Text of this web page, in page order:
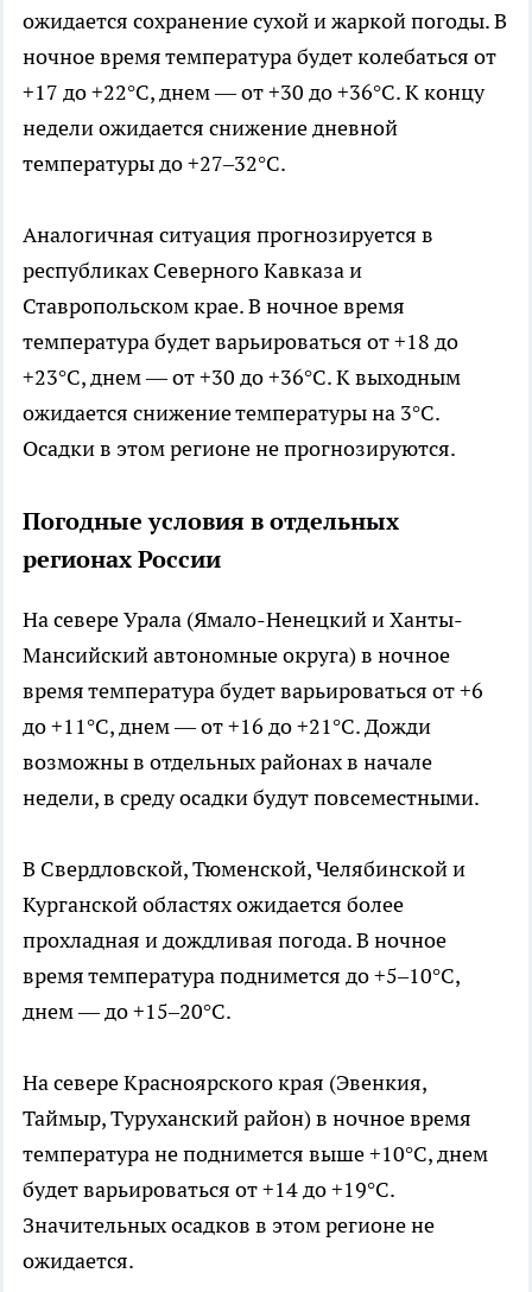
ожидается сохранение сухой и жаркой погоды. В
ночное время температура будет колебаться от
+17 до +22°C, днем — от +30 до +36°C. К концу
недели ожидается снижение дневной
температуры до +27–32°C.
Аналогичная ситуация прогнозируется в
республиках Северного Кавказа и
Ставропольском крае. В ночное время
температура будет варьироваться от +18 до
+23°C, днем — от +30 до +36°C. К выходным
ожидается снижение температуры на 3°C.
Осадки в этом регионе не прогнозируются.
Погодные условия в отдельных
регионах России
На севере Урала (Ямало-Ненецкий и Ханты-
Мансийский автономные округа) в ночное
время температура будет варьироваться от +6
до +11°C, днем — от +16 до +21°C. Дожди
возможны в отдельных районах в начале
недели, в среду осадки будут повсеместными.
В Свердловской, Тюменской, Челябинской и
Курганской областях ожидается более
прохладная и дождливая погода. В ночное
время температура поднимется до +5–10°C,
днем — до +15–20°C.
На севере Красноярского края (Эвенкия,
Таймыр, Туруханский район) в ночное время
температура не поднимется выше +10°C, днем
будет варьироваться от +14 до +19°C.
Значительных осадков в этом регионе не
ожидается.